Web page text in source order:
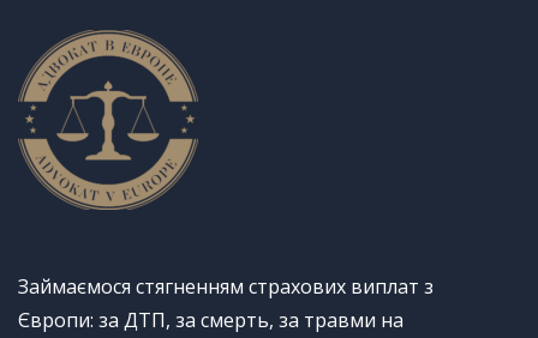
Займаємося стягненням страхових виплат з
Європи: за ДТП, за смерть, за травми на